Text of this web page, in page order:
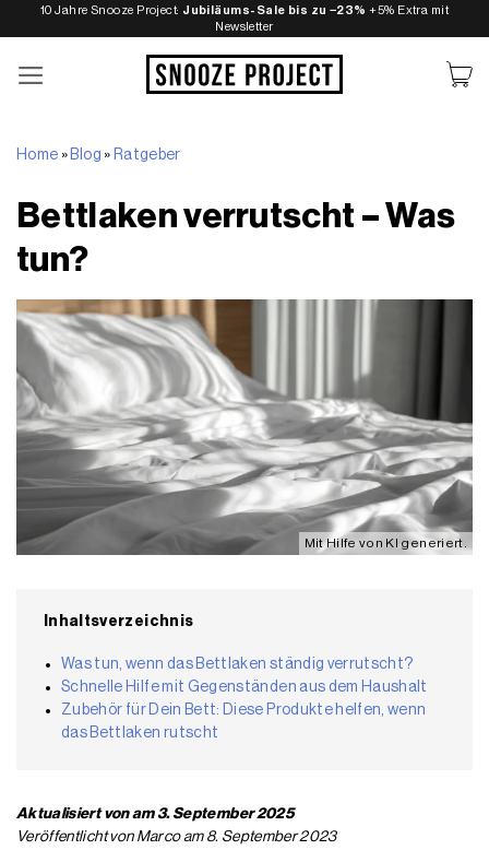
Inhalt
springen
10 Jahre Snooze Project: Jubiläums-Sale bis zu −23% +5% Extra mit
Newsletter
Home » Blog » Ratgeber
Bettlaken verrutscht – Was
tun?
Mit Hilfe von KI generiert.
Inhaltsverzeichnis
Was tun, wenn das Bettlaken ständig verrutscht?
Schnelle Hilfe mit Gegenständen aus dem Haushalt
Zubehör für Dein Bett: Diese Produkte helfen, wenn
das Bettlaken rutscht
Aktualisiert von am 3. September 2025
Veröffentlicht von Marco am 8. September 2023